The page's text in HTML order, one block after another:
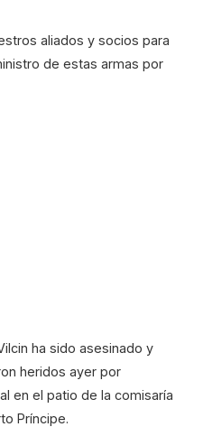
aliados y socios para
de estas armas por
ha sido asesinado y
heridos ayer por
en el patio de la comisaría
Príncipe.